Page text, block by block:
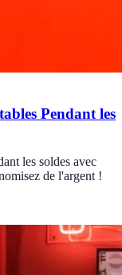
Pendant les
les soldes avec
de l'argent !